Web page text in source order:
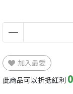
加入最愛
此商品可以折抵紅利 0